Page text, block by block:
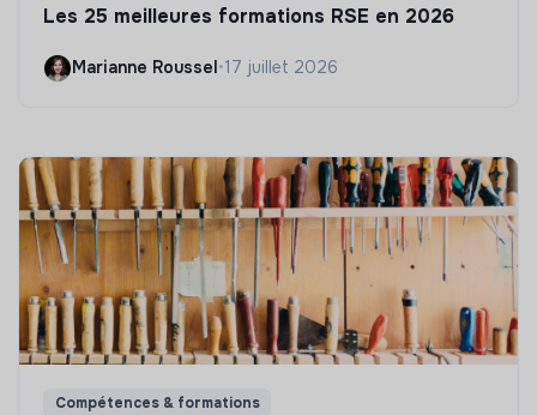
Les 25 meilleures formations RSE en 2026
Marianne Roussel•17 juillet 2026
Compétences & formations